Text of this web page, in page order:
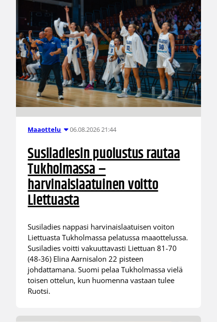
Maaottelu 06.08.2026 21:44
Susiladiesin puolustus rautaa
Tukholmassa –
harvinaislaatuinen voitto
Liettuasta
Susiladies nappasi harvinaislaatuisen voiton
Liettuasta Tukholmassa pelatussa maaottelussa.
Susiladies voitti vakuuttavasti Liettuan 81-70
(48-36) Elina Aarnisalon 22 pisteen
johdattamana. Suomi pelaa Tukholmassa vielä
toisen ottelun, kun huomenna vastaan tulee
Ruotsi.